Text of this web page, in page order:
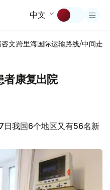
中文
文跨里海国际运输路线/中间走廊
康复出院
我国6个地区又有56名新